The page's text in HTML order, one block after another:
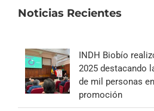
Noticias Recientes
INDH Biobío
2025 destacando
de mil personas
promoción